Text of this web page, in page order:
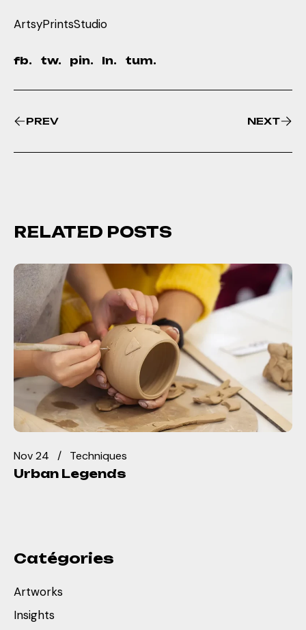
ArtsyPrintsStudio
fb. tw. pin. ln. tum.
PREV NEXT
RELATED POSTS
Nov 24
Techniques
Urban Legends
Catégories
Artworks
Insights